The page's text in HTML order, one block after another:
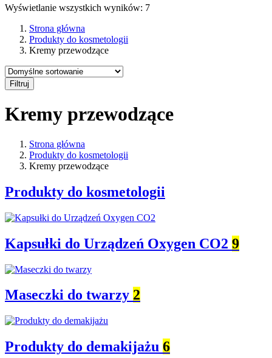
Wyświetlanie wszystkich wyników: 7
Strona główna
Produkty do kosmetologii
Kremy przewodzące
Filtruj
Kremy przewodzące
Strona główna
Produkty do kosmetologii
Kremy przewodzące
Produkty do kosmetologii
Kapsułki do Urządzeń Oxygen CO2 9
Maseczki do twarzy 2
Produkty do demakijażu 6